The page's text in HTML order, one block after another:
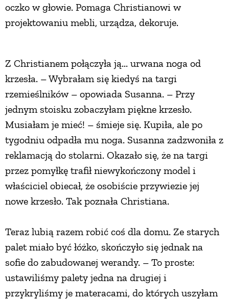
oczko w głowie. Pomaga Christianowi w
projektowaniu mebli, urządza, dekoruje.
Z Christianem połączyła ją... urwana noga od
krzesła. – Wybrałam się kiedyś na targi
rzemieślników – opowiada Susanna. – Przy
jednym stoisku zobaczyłam piękne krzesło.
Musiałam je mieć! – śmieje się. Kupiła, ale po
tygodniu odpadła mu noga. Susanna zadzwoniła z
reklamacją do stolarni. Okazało się, że na targi
przez pomyłkę trafił niewykończony model i
właściciel obiecał, że osobiście przywiezie jej
nowe krzesło. Tak poznała Christiana.
Teraz lubią razem robić coś dla domu. Ze starych
palet miało być łóżko, skończyło się jednak na
sofie do zabudowanej werandy. – To proste:
ustawiliśmy palety jedna na drugiej i
przykryliśmy je materacami, do których uszyłam